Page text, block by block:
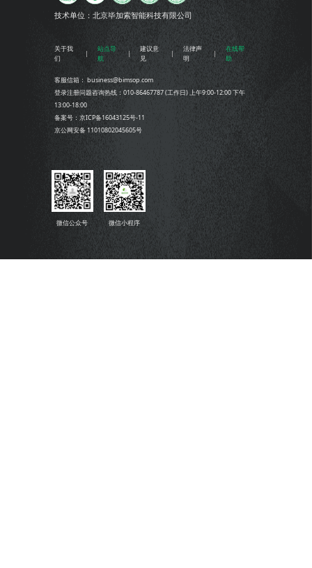
技术单位：北京毕加索智能科技有限公司
关于我
们
站点导
航
建议意
见
法律声
明
在线帮
助
客服信箱： business@bimsop.com
登录注册问题咨询热线：010-86467787 (工作日) 上午9:00-12:00 下午
13:00-18:00
备案号：京ICP备16043125号-11
京公网安备 11010802045605号
微信公众号 微信小程序